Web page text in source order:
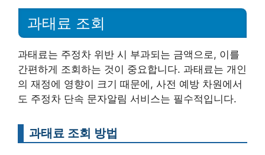
과태료 조회
과태료는 주정차 위반 시 부과되는 금액으로, 이를
간편하게 조회하는 것이 중요합니다. 과태료는 개인
의 재정에 영향이 크기 때문에, 사전 예방 차원에서
도 주정차 단속 문자알림 서비스는 필수적입니다.
과태료 조회 방법